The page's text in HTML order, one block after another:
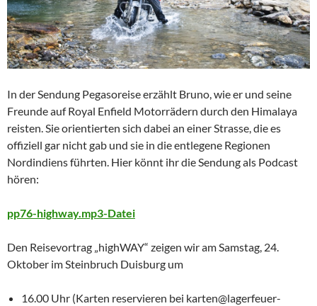
In der Sendung Pegasoreise erzählt Bruno, wie er und seine
Freunde auf Royal Enfield Motorrädern durch den Himalaya
reisten. Sie orientierten sich dabei an einer Strasse, die es
offiziell gar nicht gab und sie in die entlegene Regionen
Nordindiens führten. Hier könnt ihr die Sendung als Podcast
hören:
pp76-highway.mp3-Datei
Den Reisevortrag „highWAY“ zeigen wir am Samstag, 24.
Oktober im Steinbruch Duisburg um
16.00 Uhr (Karten reservieren bei karten@lagerfeuer-